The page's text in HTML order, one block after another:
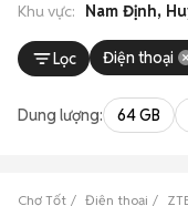
Khu vực: Nam Định,
Lọc Điện thoại
Dung lượng: 64 GB
Chợ Tốt Điện thoại